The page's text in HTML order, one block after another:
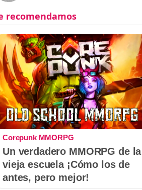
Corepunk MMORPG
Un verdadero MMORPG de la
vieja escuela ¡Cómo los de
antes, pero mejor!